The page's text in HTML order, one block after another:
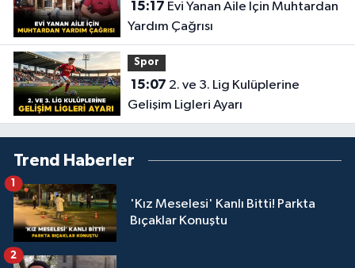
15:17
Yardım Çağrısı
Spor
15:07
Gelişim Ligleri Ayarı
Trend Haberler
'Kız Meselesi' Kanlı Bitti! Parkta
Bıçaklar Konuştu
1
2